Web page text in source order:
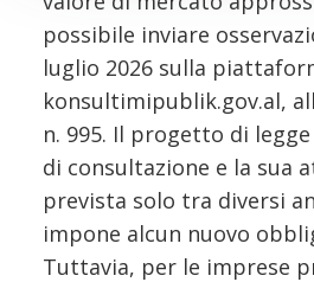
possibile inviare
luglio 2026 sulla
konsultimipublik.gov.al,
n. 995. Il progetto di
di consultazione e la sua
prevista solo tra diversi
impone alcun nuovo
Tuttavia, per le imprese